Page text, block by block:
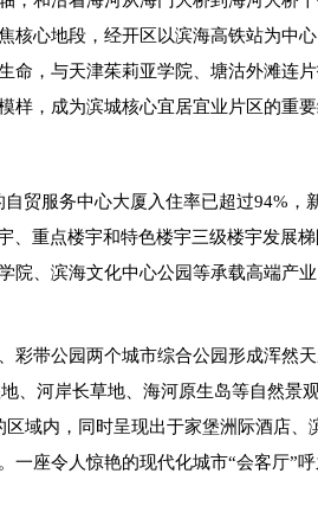
核心地段，经开区以滨海高铁站为中
命，与天津茱莉亚学院、塘沽外滩连
，成为滨城核心宜居宜业片区的重要
贸服务中心大厦入住率已超过94%，
、重点楼宇和特色楼宇三级楼宇发展
院、滨海文化中心公园等承载高端产
带公园两个城市综合公园形成浑然天
、河岸长草地、海河原生岛等自然景
域内，同时呈现出于家堡洲际酒店、
座令人惊艳的现代化城市“会客厅”呼